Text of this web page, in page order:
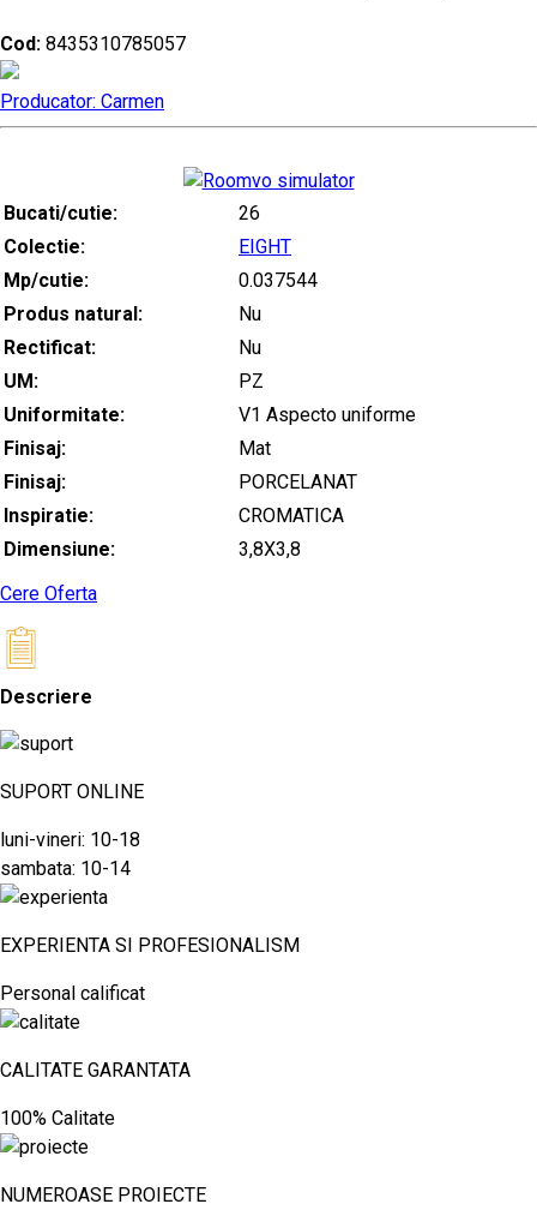
Cod: 8435310785057
Producator: Carmen
Bucati/cutie:
26
Colectie:
EIGHT
Mp/cutie:
0.037544
Produs natural:
Nu
Rectificat:
Nu
UM:
PZ
Uniformitate:
V1 Aspecto uniforme
Finisaj:
Mat
Finisaj:
PORCELANAT
Inspiratie:
CROMATICA
Dimensiune:
3,8X3,8
Cere Oferta
Descriere
SUPORT ONLINE
luni-vineri: 10-18
sambata: 10-14
EXPERIENTA SI PROFESIONALISM
Personal calificat
CALITATE GARANTATA
100% Calitate
NUMEROASE PROIECTE